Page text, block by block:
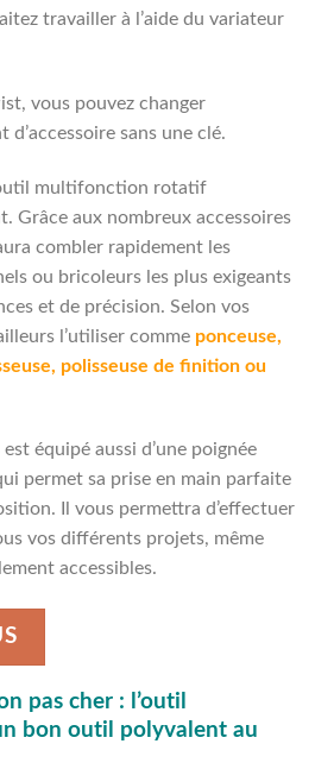
travailler à l’aide du variateur
vous pouvez changer
sans une clé.
multifonction rotatif
Grâce aux nombreux accessoires
combler rapidement les
ou bricoleurs les plus exigeants
et de précision. Selon vos
l’utiliser comme ponceuse,
polisseuse de finition ou
équipé aussi d’une poignée
permet sa prise en main parfaite
Il vous permettra d’effectuer
vos différents projets, même
accessibles.
pas cher : l’outil
bon outil polyvalent au